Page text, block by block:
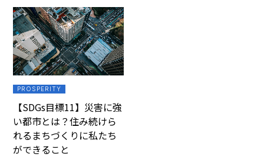
PROSPERITY
【SDGs目標11】災害に強
い都市とは？住み続けら
れるまちづくりに私たち
ができること